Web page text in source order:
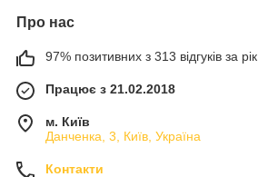
Про нас
97% позитивних з 313 відгуків за рік
Працює з 21.02.2018
м. Київ
Данченка, 3, Київ, Україна
Контакти